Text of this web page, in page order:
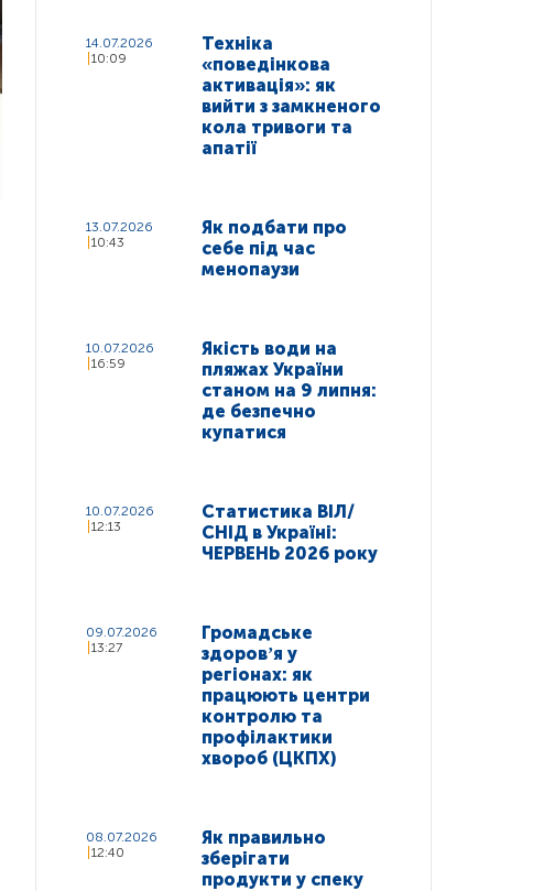
14.07.2026
10:09
Техніка
«поведінкова
активація»: як
вийти з замкненого
кола тривоги та
апатії
13.07.2026
10:43
Як подбати про
себе під час
менопаузи
10.07.2026
16:59
Якість води на
пляжах України
станом на 9 липня:
де безпечно
купатися
10.07.2026
12:13
Статистика ВІЛ/
СНІД в Україні:
ЧЕРВЕНЬ 2026 року
09.07.2026
13:27
Громадське
здоровʼя у
регіонах: як
працюють центри
контролю та
профілактики
хвороб (ЦКПХ)
08.07.2026
12:40
Як правильно
зберігати
продукти у спеку